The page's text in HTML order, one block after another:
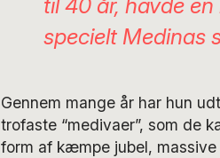
til 40 år, havde
specielt Medinas
Gennem mange år har hun
trofaste “medivaer”, som de
form af kæmpe jubel,